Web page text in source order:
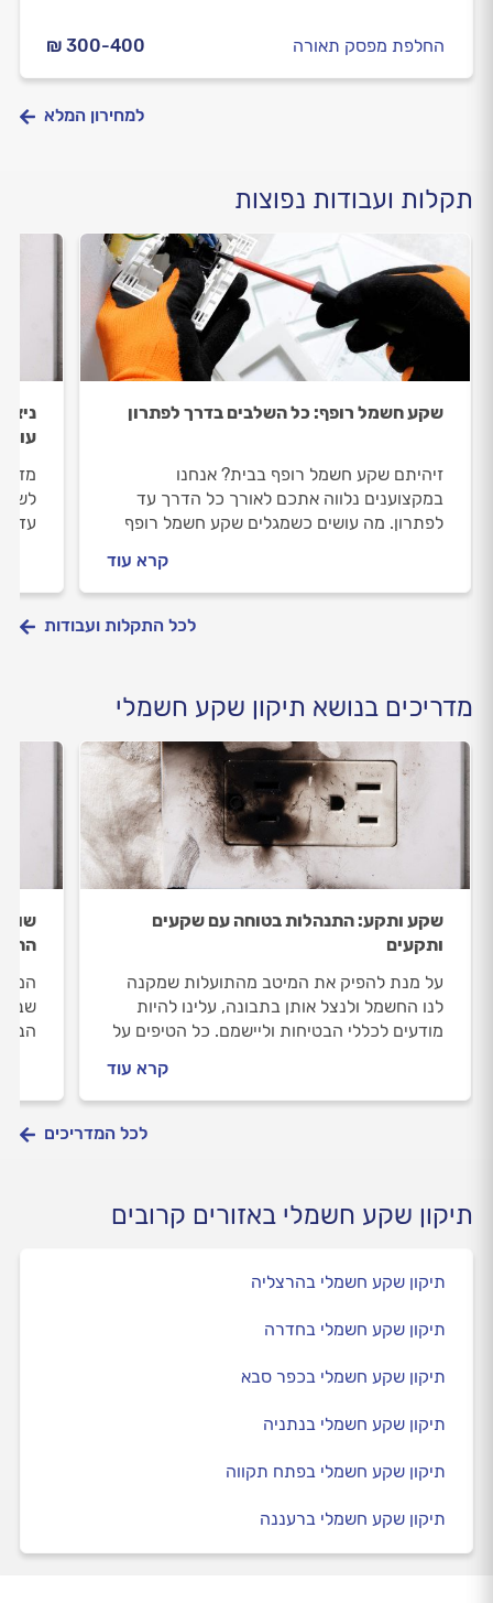
₪ 300-400 החלפת מפסק תאורה
למחירון המלא
תקלות ועבודות נפוצות
שקע חשמל רופף: כל השלבים בדרך לפתרון
זיהיתם שקע חשמל רופף בבית? אנחנו
במקצוענים נלווה אתכם לאורך כל הדרך עד
לפתרון. מה עושים כשמגלים שקע חשמל רופף
קרא עוד
עד
לכל התקלות ועבודות
מדריכים בנושא תיקון שקע חשמלי
שקע ותקע: התנהלות בטוחה עם שקעים
ותקעים
על מנת להפיק את המיטב מהתועלות שמקנה
לנו החשמל ולנצל אותן בתבונה, עלינו להיות
מודעים לכללי הבטיחות וליישמם. כל הטיפים על
קרא עוד
לכל המדריכים
תיקון שקע חשמלי באזורים קרובים
תיקון שקע חשמלי בהרצליה
תיקון שקע חשמלי בחדרה
תיקון שקע חשמלי בכפר סבא
תיקון שקע חשמלי בנתניה
תיקון שקע חשמלי בפתח תקווה
תיקון שקע חשמלי ברעננה